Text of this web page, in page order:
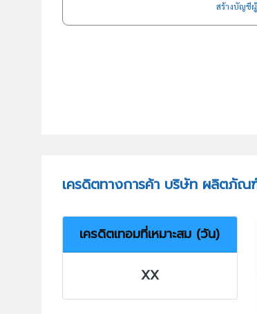
สร้างบัญชี
เครดิตทางการค้า บริษัท ผลิตภัณ
เครดิตเทอมที่เหมาะสม (วัน)
XX